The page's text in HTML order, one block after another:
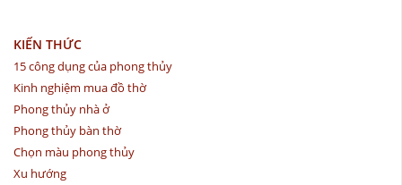
KIẾN THỨC
15 công dụng của phong thủy
Kinh nghiệm mua đồ thờ
Phong thủy nhà ở
Phong thủy bàn thờ
Chọn màu phong thủy
Xu hướng